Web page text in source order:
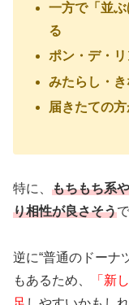
一方で「並
る
ポン・デ・
みたらし・
届きたての
特に、 もちもち系
り相性が良さそう
逆に“普通のドーナ
もあるため、
「新